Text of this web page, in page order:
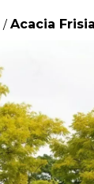
/ Acacia